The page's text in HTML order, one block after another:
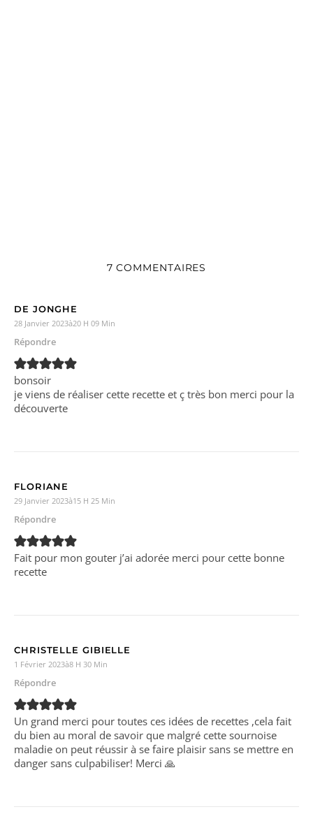
7 COMMENTAIRES
DE JONGHE
28 Janvier 2023à20 H 09 Min
Répondre
bonsoir
je viens de réaliser cette recette et ç très bon merci pour la
découverte
FLORIANE
29 Janvier 2023à15 H 25 Min
Répondre
Fait pour mon gouter j’ai adorée merci pour cette bonne
recette
CHRISTELLE GIBIELLE
1 Février 2023à8 H 30 Min
Répondre
Un grand merci pour toutes ces idées de recettes ,cela fait
du bien au moral de savoir que malgré cette sournoise
maladie on peut réussir à se faire plaisir sans se mettre en
danger sans culpabiliser! Merci 🙏